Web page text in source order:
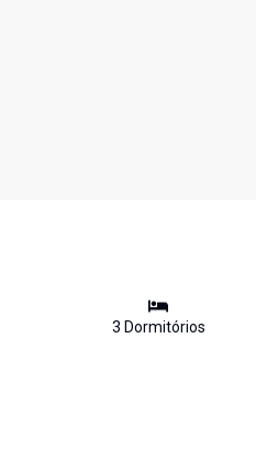
3 Dormitórios